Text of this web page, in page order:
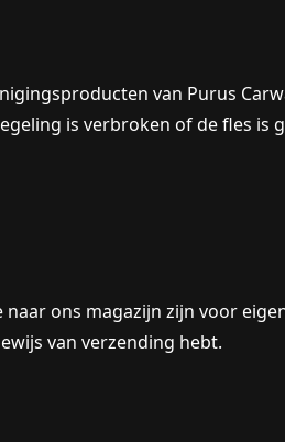
van Purus
is verbroken of de fles is
ons magazijn zijn voor
van verzending hebt.